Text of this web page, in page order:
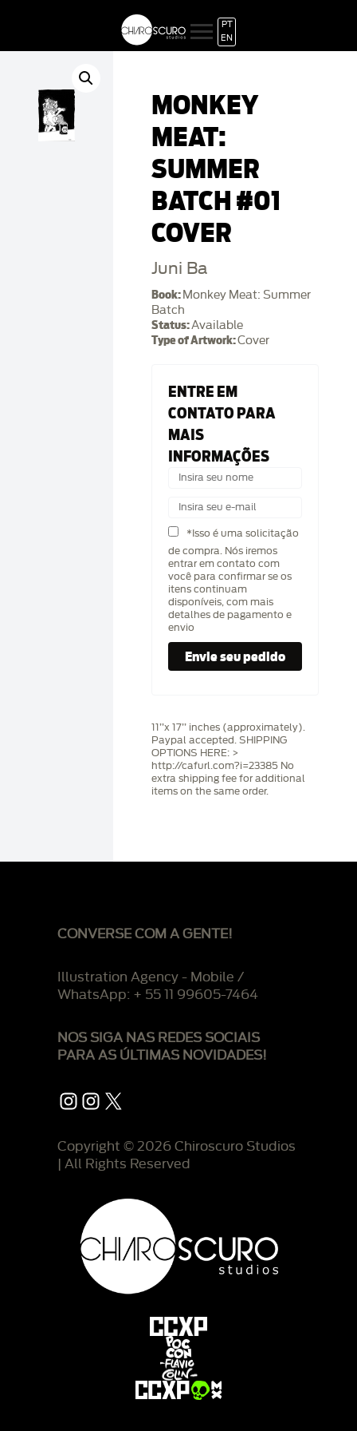
PT
EN
MONKEY
MEAT:
SUMMER
BATCH #01
COVER
Juni Ba
Book: Monkey Meat: Summer
Batch
Status:Available
Type of Artwork:Cover
ENTRE EM
CONTATO PARA
MAIS
INFORMAÇÕES
*Isso é uma solicitação
de compra. Nós iremos
entrar em contato com
você para confirmar se os
itens continuam
disponíveis, com mais
detalhes de pagamento e
envio
11’’x 17’’ inches (approximately).
Paypal accepted. SHIPPING
OPTIONS HERE: >
http://cafurl.com?i=23385 No
extra shipping fee for additional
items on the same order.
CONVERSE COM A GENTE!
Illustration Agency - Mobile /
WhatsApp: + 55 11 99605-7464
NOS SIGA NAS REDES SOCIAIS
PARA AS ÚLTIMAS NOVIDADES!
Instagram
Instagram
X
Copyright © 2026 Chiroscuro Studios
| All Rights Reserved